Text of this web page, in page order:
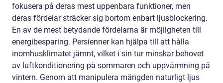
fokusera på deras mest uppenbara funktioner, men
deras fördelar sträcker sig bortom enbart ljusblockering.
En av de mest betydande fördelarna är möjligheten till
energibesparing. Persienner kan hjälpa till att hålla
inomhusklimatet jämnt, vilket i sin tur minskar behovet
av luftkonditionering på sommaren och uppvärmning på
vintern. Genom att manipulera mängden naturligt ljus